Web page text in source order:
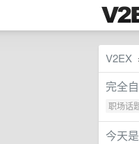
V2EX
完全
职场话
今天